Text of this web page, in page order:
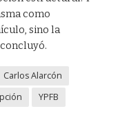
como
sino la
Carlos Alarcón
YPFB